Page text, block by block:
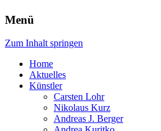
Menü
Zum Inhalt springen
Home
Aktuelles
Künstler
Carsten Lohr
Nikolaus Kurz
Andreas J. Berger